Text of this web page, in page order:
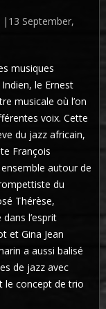
| 13 September,
musiques
Indien, le Ernest
musicale où l’on
voix. Cette
du jazz africain,
François
autour de
du
Thérèse,
l’esprit
et Gina Jean
a aussi balisé
de jazz avec
le concept de trio